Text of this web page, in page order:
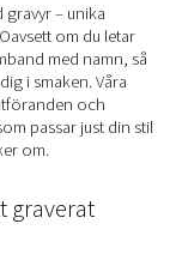
gravyr – unika
om du letar
med namn, så
i smaken. Våra
och
passar just din stil
om.
graverat